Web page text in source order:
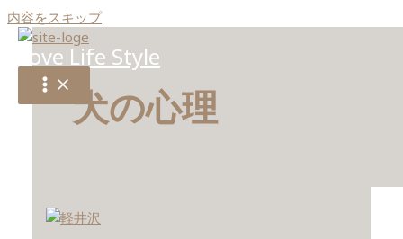
内容をスキップ
Love Life Style
犬の心理